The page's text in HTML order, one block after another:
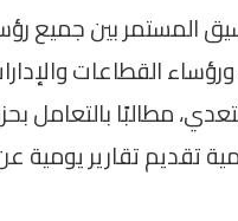
المستمر بين جميع
القطاعات
مطالبًا بالتعامل
تقديم تقارير